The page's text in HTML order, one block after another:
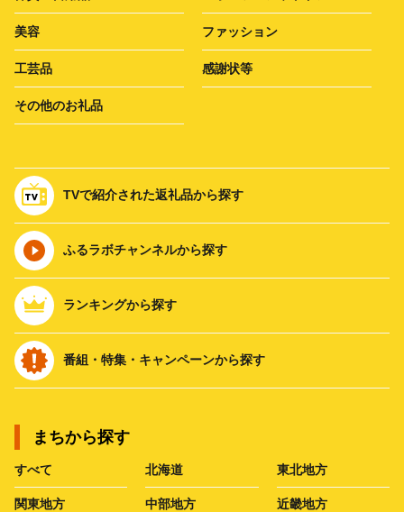
美容 ファッション
工芸品 感謝状等
その他のお礼品
TVで紹介された返礼品から探す
ふるラボチャンネルから探す
ランキングから探す
番組・特集・キャンペーンから探す
まちから探す
すべて 北海道 東北地方
関東地方 中部地方 近畿地方